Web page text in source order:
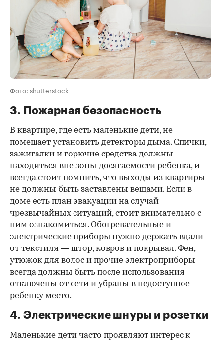
Фото: shutterstock
3. Пожарная безопасность
В квартире, где есть маленькие дети, не
помешает установить детекторы дыма. Спички,
зажигалки и горючие средства должны
находиться вне зоны досягаемости ребенка, и
всегда стоит помнить, что выходы из квартиры
не должны быть заставлены вещами. Если в
доме есть план эвакуации на случай
чрезвычайных ситуаций, стоит внимательно с
ним ознакомиться. Обогревательные и
электрические приборы нужно держать вдали
от текстиля — штор, ковров и покрывал. Фен,
утюжок для волос и прочие электроприборы
всегда должны быть после использования
отключены от сети и убраны в недоступное
ребенку место.
4. Электрические шнуры и розетки
Маленькие дети часто проявляют интерес к